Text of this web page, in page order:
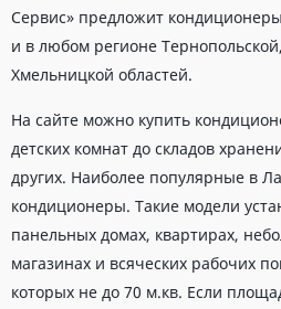
Сервис» предложит
и в любом регионе
Хмельницкой областей.
На сайте можно купить
детских комнат до складов
других. Наиболее популярные в
кондиционеры. Такие модели
панельных домах, квартирах,
магазинах и всяческих рабочих
которых не до 70 м.кв. Если